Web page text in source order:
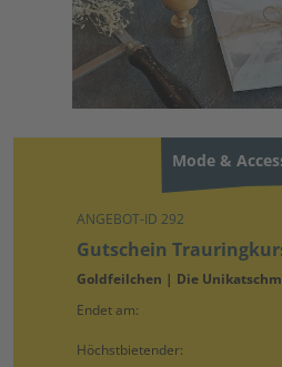
Mode &
ANGEBOT-ID 292
Gutschein
Goldfeilchen | Die
Endet am:
Höchstbietender: